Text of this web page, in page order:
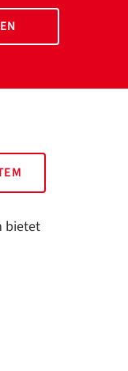
bietet